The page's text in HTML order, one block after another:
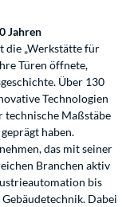
Jahren
die „Werkstätte für
Türen öffnete,
Über 130
Technologien
technische Maßstäbe
haben.
das mit seiner
Branchen aktiv
bis
Dabei